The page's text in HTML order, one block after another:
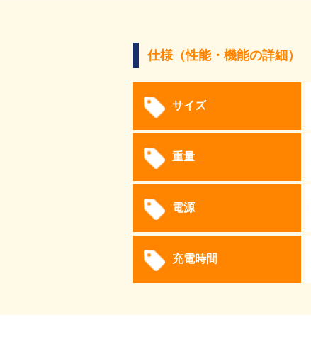
仕様（性能・機能の詳細）
サイズ
重量
電源
充電時間